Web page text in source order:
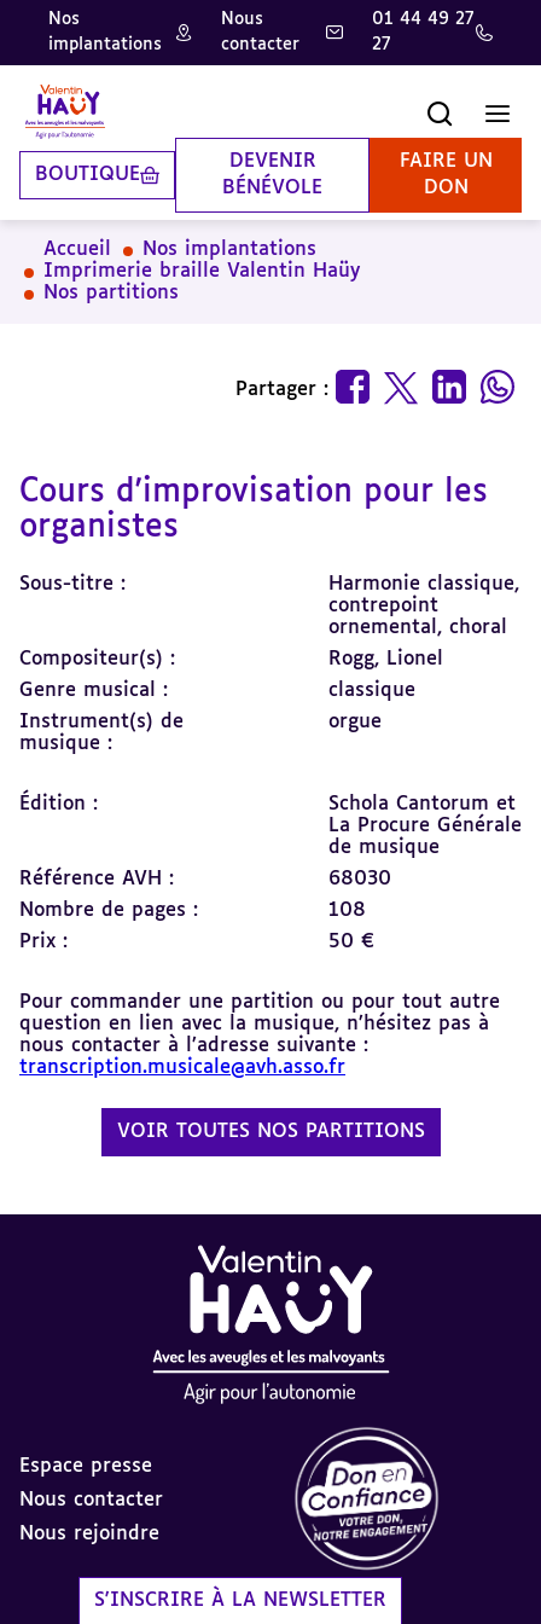
Aller
contenu
principal
Aller
pied
de
page
Aller
la
recherche
Nos
implantations
Nous
contacter
01 44 49 27
27
BOUTIQUE
DEVENIR
BÉNÉVOLE
FAIRE UN
DON
Accueil
Nos implantations
Imprimerie braille Valentin Haüy
Nos partitions
Partager :
Cours d'improvisation pour les
organistes
Sous-titre :
Harmonie classique,
contrepoint
ornemental, choral
Compositeur(s) :
Rogg, Lionel
Genre musical :
classique
Instrument(s) de
musique :
orgue
Édition :
Schola Cantorum et
La Procure Générale
de musique
Référence AVH :
68030
Nombre de pages :
108
Prix :
50 €
Pour commander une partition ou pour tout autre
question en lien avec la musique, n’hésitez pas à
nous contacter à l’adresse suivante :
transcription.musicale@avh.asso.fr
VOIR TOUTES NOS PARTITIONS
Espace presse
Nous contacter
Nous rejoindre
S'INSCRIRE À LA NEWSLETTER